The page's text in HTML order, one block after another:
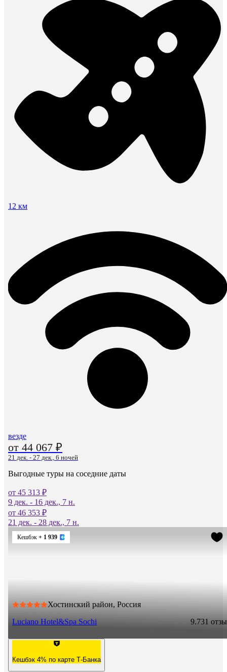
12 км
везде
от 44 067 ₽
21 дек. - 27 дек., 6 ночей
Выгодные туры на соседние даты
от 45 313 ₽
9 дек. - 16 дек., 7 н.
от 46 353 ₽
21 дек. - 28 дек., 7 н.
Кешбэк + 1 939
Хостинский район, Россия
Luciano Hotel&Spa Sochi
9.731
Кешбэк 4% по карте Т-Банка